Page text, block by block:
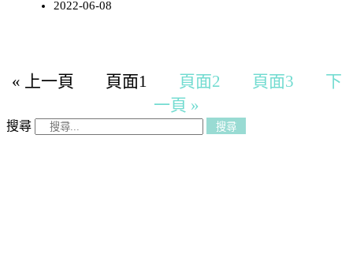
2022-06-08
« 上一頁 頁面1 頁面2 頁面3
下
一頁 »
搜尋 搜尋